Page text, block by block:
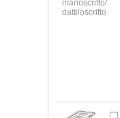
manoscritto/
dattiloscritto